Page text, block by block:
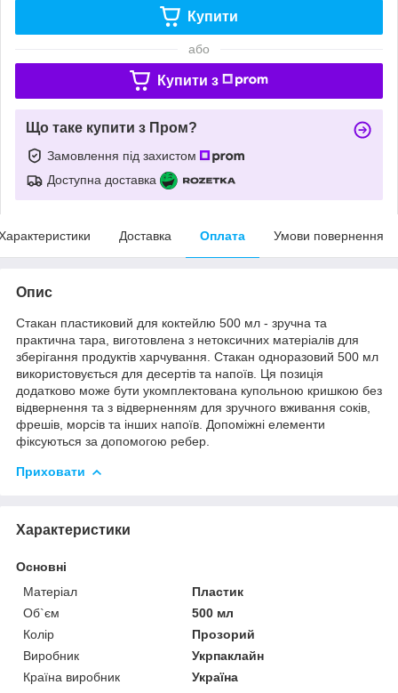
Купити
або
Купити з
Що таке купити з Пром?
Замовлення під захистом
Доступна доставка
Доставка Оплата Умови повернення
Опис
Стакан пластиковий для коктейлю 500 мл - зручна та
практична тара, виготовлена з нетоксичних матеріалів для
зберігання продуктів харчування. Стакан одноразовий 500 мл
використовується для десертів та напоїв. Ця позиція
додатково може бути укомплектована купольною кришкою без
відвернення та з відверненням для зручного вживання соків,
фрешів, морсів та інших напоїв. Допоміжні елементи
фіксуються за допомогою ребер.
Приховати
Характеристики
Основні
Матеріал
Пластик
Об`єм
500 мл
Колір
Прозорий
Виробник
Укрпаклайн
Країна виробник
Україна